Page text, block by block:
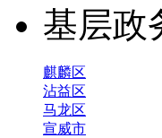
基层
麒麟区
沾益区
马龙区
宣威市